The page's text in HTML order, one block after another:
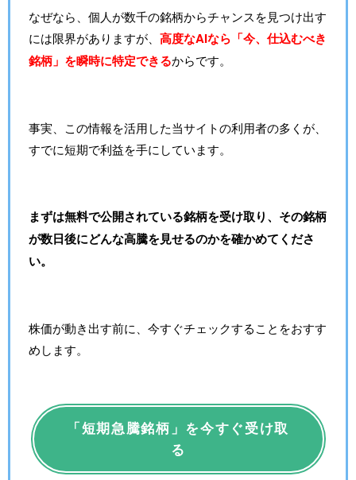
なぜなら、個人が数千の銘柄からチャンスを見つけ出す
には限界がありますが、 高度なAIなら「今、仕込むべき
銘柄」を瞬時に特定できるからです。
事実、この情報を活用した当サイトの利用者の多くが、
すでに短期で利益を手にしています。
まずは無料で公開されている銘柄を受け取り、その銘柄
が数日後にどんな高騰を見せるのかを確かめてくださ
い。
株価が動き出す前に、今すぐチェックすることをおすす
めします。
「短期急騰銘柄」を今すぐ受け取
る